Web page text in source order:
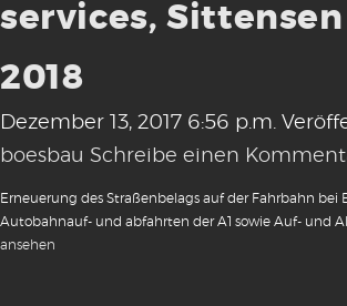
services, Sittensen
2018
Dezember 13, 2017 6:56 p.m.
boesbau Schreibe einen
Erneuerung des Straßenbelags auf der Fahrbahn bei
Autobahnauf- und abfahrten der A1 sowie Auf- und
ansehen